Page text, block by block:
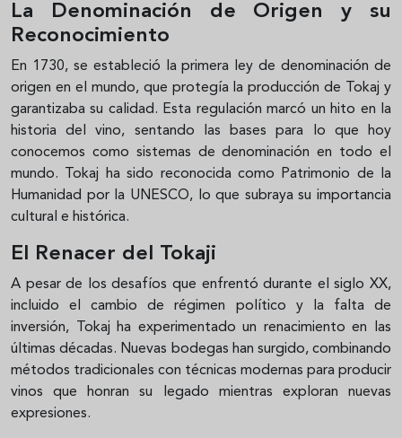
La Denominación de Origen y su
Reconocimiento
En 1730, se estableció la primera ley de denominación de
origen en el mundo, que protegía la producción de Tokaj y
garantizaba su calidad. Esta regulación marcó un hito en la
historia del vino, sentando las bases para lo que hoy
conocemos como sistemas de denominación en todo el
mundo. Tokaj ha sido reconocida como Patrimonio de la
Humanidad por la UNESCO, lo que subraya su importancia
cultural e histórica.
El Renacer del Tokaji
A pesar de los desafíos que enfrentó durante el siglo XX,
incluido el cambio de régimen político y la falta de
inversión, Tokaj ha experimentado un renacimiento en las
últimas décadas. Nuevas bodegas han surgido, combinando
métodos tradicionales con técnicas modernas para producir
vinos que honran su legado mientras exploran nuevas
expresiones.